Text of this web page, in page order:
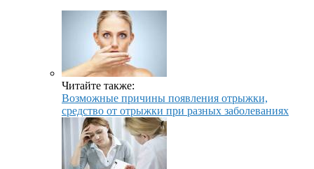
Читайте также:
Возможные причины появления отрыжки,
средство от отрыжки при разных заболеваниях